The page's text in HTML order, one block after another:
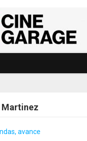
Martinez